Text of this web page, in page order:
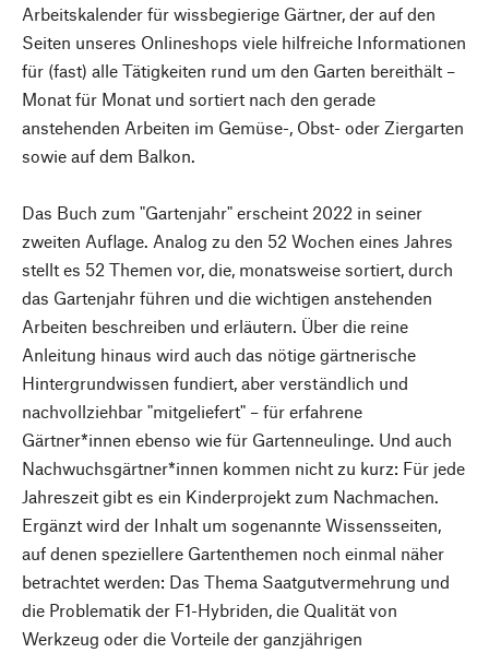
Arbeitskalender für wissbegierige Gärtner, der auf den
Seiten unseres Onlineshops viele hilfreiche Informationen
für (fast) alle Tätigkeiten rund um den Garten bereithält –
Monat für Monat und sortiert nach den gerade
anstehenden Arbeiten im Gemüse-, Obst- oder Ziergarten
sowie auf dem Balkon.
Das Buch zum "Gartenjahr" erscheint 2022 in seiner
zweiten Auflage. Analog zu den 52 Wochen eines Jahres
stellt es 52 Themen vor, die, monatsweise sortiert, durch
das Gartenjahr führen und die wichtigen anstehenden
Arbeiten beschreiben und erläutern. Über die reine
Anleitung hinaus wird auch das nötige gärtnerische
Hintergrundwissen fundiert, aber verständlich und
nachvollziehbar "mitgeliefert" – für erfahrene
Gärtner*innen ebenso wie für Gartenneulinge. Und auch
Nachwuchsgärtner*innen kommen nicht zu kurz: Für jede
Jahreszeit gibt es ein Kinderprojekt zum Nachmachen.
Ergänzt wird der Inhalt um sogenannte Wissensseiten,
auf denen speziellere Gartenthemen noch einmal näher
betrachtet werden: Das Thema Saatgutvermehrung und
die Problematik der F1-Hybriden, die Qualität von
Werkzeug oder die Vorteile der ganzjährigen